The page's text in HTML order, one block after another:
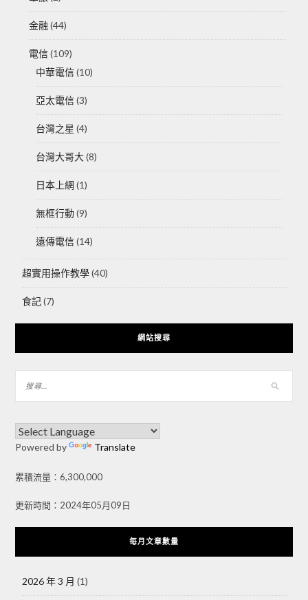
金融 (44)
電信(109)
中華電信(10)
亞太電信(3)
台灣之星 (4)
台灣大哥大(8)
日本上網(1)
無框行動(9)
遠傳電信(14)
超實用操作教學(40)
食記(7)
網站搜尋
Powered by Translate
累積流量：6,300,000
更新時間：2024年05月09日
每月文章數量
2026 年 3 月 (1)